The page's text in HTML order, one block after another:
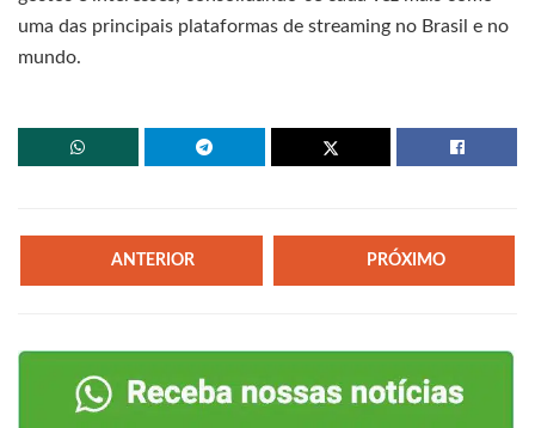
uma das principais plataformas de streaming no Brasil e no
mundo.
ANTERIOR PRÓXIMO